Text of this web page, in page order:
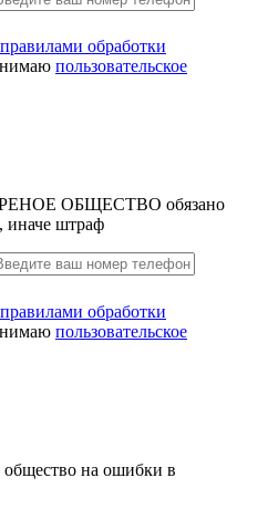
обработки
пользовательское
ОБЩЕСТВО обязано
штраф
обработки
пользовательское
на ошибки в